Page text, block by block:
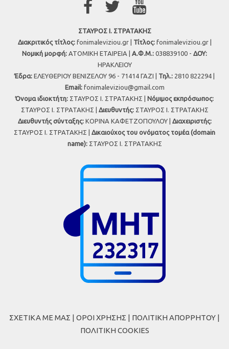
ΣΤΑΥΡΟΣ Ι. ΣΤΡΑΤΑΚΗΣ
Διακριτικός τίτλος:fonimaleviziou.gr | Τίτλος:fonimaleviziou.gr |
Νομική μορφή: ΑΤΟΜΙΚΗ ΕΤΑΙΡΕΙΑ | Α.Φ.Μ.: 038839100 - ΔΟΥ:
ΗΡΑΚΛΕΙΟΥ
Έδρα: ΕΛΕΥΘΕΡΙΟΥ ΒΕΝΙΖΕΛΟΥ 96 - 71414 ΓΑΖΙ | Τηλ.: 2810 822294 |
Εmail: fonimaleviziou@gmail.com
Όνομα ιδιοκτήτη: ΣΤΑΥΡΟΣ Ι. ΣΤΡΑΤΑΚΗΣ | Νόμιμος εκπρόσωπος:
ΣΤΑΥΡΟΣ Ι. ΣΤΡΑΤΑΚΗΣ | Διευθυντής:ΣΤΑΥΡΟΣ Ι. ΣΤΡΑΤΑΚΗΣ
Διευθυντής σύνταξης:ΚΟΡΙΝΑ ΚΑΦΕΤΖΟΠΟΥΛΟΥ | Διαχειριστής:
ΣΤΑΥΡΟΣ Ι. ΣΤΡΑΤΑΚΗΣ | Δικαιούχος του ονόματος τομέα (domain
name):ΣΤΑΥΡΟΣ Ι. ΣΤΡΑΤΑΚΗΣ
ΣΧΕΤΙΚΑ ΜΕ ΜΑΣ | ΟΡΟΙ ΧΡΗΣΗΣ | ΠΟΛΙΤΙΚΗ ΑΠΟΡΡΗΤΟΥ |
ΠΟΛΙΤΙΚΗ COOKIES